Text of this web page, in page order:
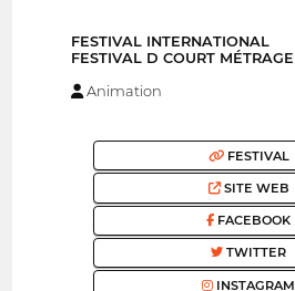
FESTIVAL INTERNATIONAL
FESTIVAL D COURT MÉTRAGE
Animation
FESTIVAL
SITE WEB
FACEBOOK
TWITTER
INSTAGRAM